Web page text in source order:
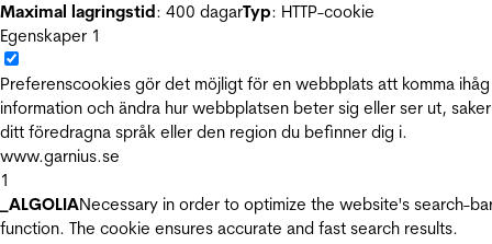
Maximal lagringstid: 400 dagarTyp: HTTP-cookie
Egenskaper 1
Preferenscookies gör det möjligt för en webbplats att komma ihåg
information och ändra hur webbplatsen beter sig eller ser ut,
ditt föredragna språk eller den region du befinner dig i.
www.garnius.se
1
_ALGOLIANecessary in order to optimize the website's search-
function. The cookie ensures accurate and fast search results.